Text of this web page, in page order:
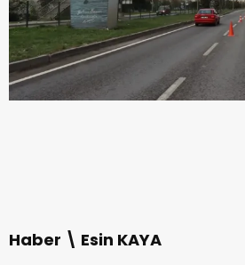
Haber \ Esin KAYA